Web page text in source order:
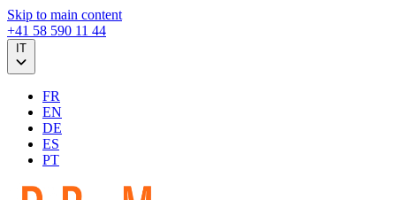
Skip to main content
+41 58 590 11 44
FR
EN
DE
ES
PT